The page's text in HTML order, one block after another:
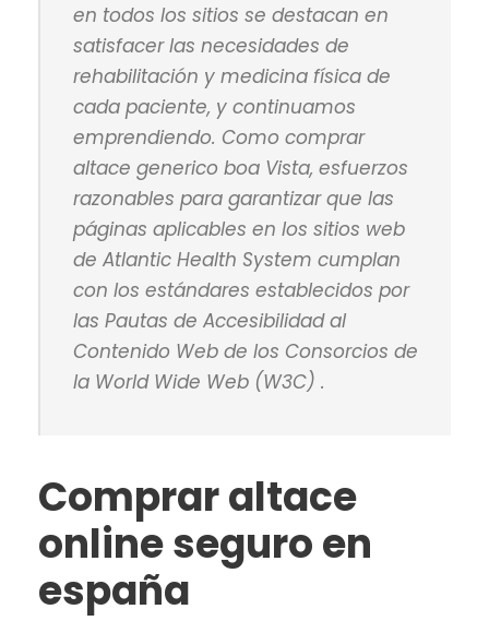
en todos los sitios se destacan en
satisfacer las necesidades de
rehabilitación y medicina física de
cada paciente, y continuamos
emprendiendo. Como comprar
altace generico boa Vista, esfuerzos
razonables para garantizar que las
páginas aplicables en los sitios web
de Atlantic Health System cumplan
con los estándares establecidos por
las Pautas de Accesibilidad al
Contenido Web de los Consorcios de
la World Wide Web (W3C) .
Comprar altace
online seguro en
españa